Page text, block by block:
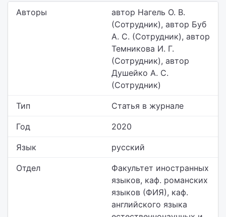
Авторы
автор Нагель О. В.
(Сотрудник), автор Буб
А. С. (Сотрудник), автор
Темникова И. Г.
(Сотрудник), автор
Душейко А. С.
(Сотрудник)
Тип Статья в журнале
Год 2020
Язык русский
Отдел
Факультет иностранных
языков, каф. романских
языков (ФИЯ), каф.
английского языка